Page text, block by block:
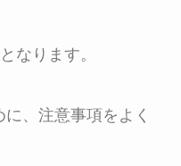
なります。
、注意事項をよく